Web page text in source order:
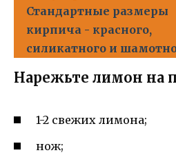
Стандартные размеры
кирпича - красного,
силикатного и
Нарежьте лимон на
1-2 свежих лимона;
нож;